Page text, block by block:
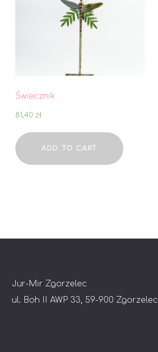
Świecznik
81,40 zł
ADD TO CART
Jur-Mir Zgorzelec
ul. Boh II AWP 33, 59-900 Zgorzelec